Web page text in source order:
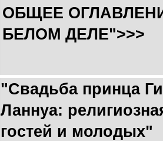
ОБЩЕЕ
БЕЛОМ ДЕЛЕ">>>
"Свадьба принца
Ланнуа:
гостей и молодых"